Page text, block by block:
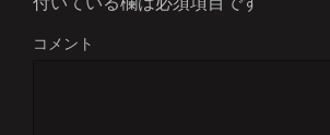
コメント